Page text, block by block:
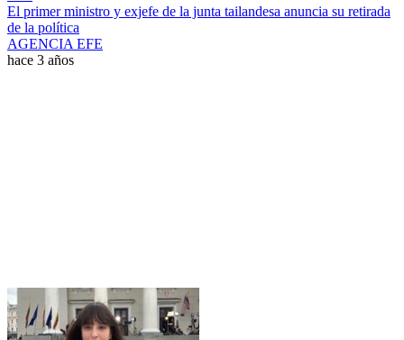
El primer ministro y exjefe de la junta tailandesa anuncia su retirada
de la política
AGENCIA EFE
hace 3 años